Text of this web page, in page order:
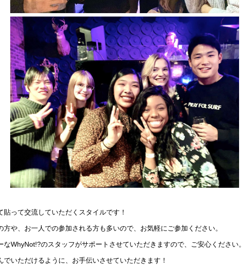
って交流していただくスタイルです！
や、お一人での参加される方も多いので、お気軽にご参加ください。
なWhyNot!?のスタッフがサポートさせていただきますので、ご安心ください。
いただけるように、お手伝いさせていただきます！